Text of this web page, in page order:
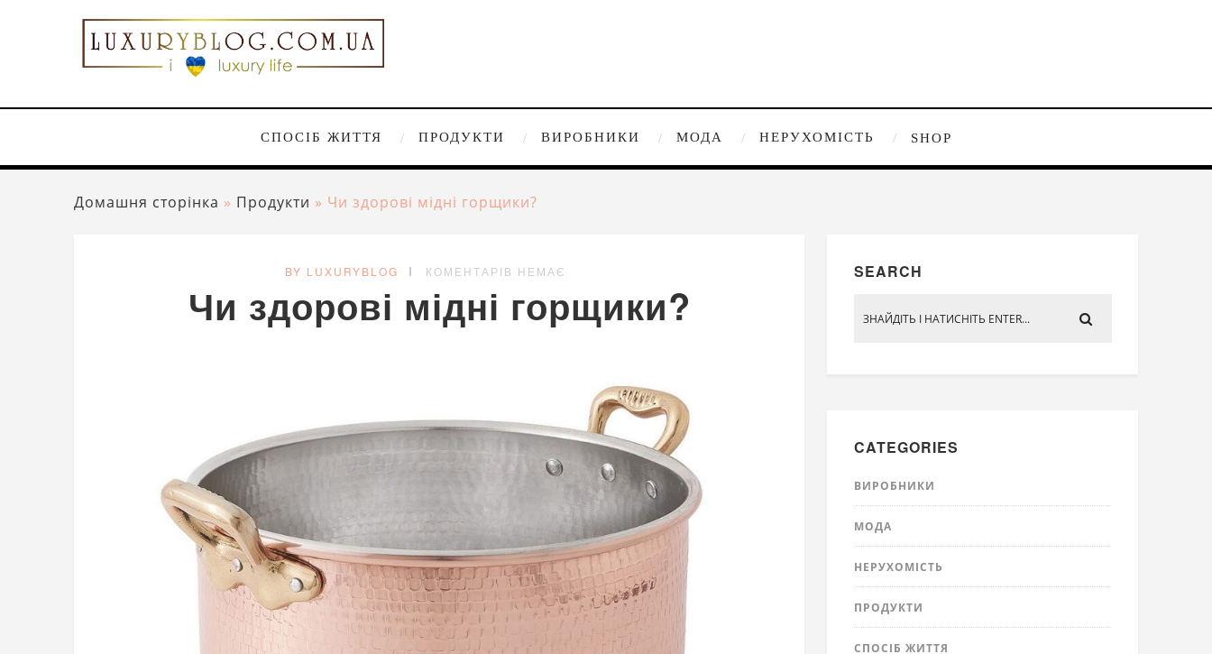
СПОСІБ ЖИТТЯ ПРОДУКТИ ВИРОБНИКИ МОДА НЕРУХОМІСТЬ SHOP
Домашня сторінка » Продукти » Чи здорові мідні горщики?
BY LUXURYBLOG КОМЕНТАРІВ НЕМАЄ
Чи здорові мідні горщики?
SEARCH
CATEGORIES
ВИРОБНИКИ
МОДА
НЕРУХОМІСТЬ
ПРОДУКТИ
СПОСІБ ЖИТТЯ